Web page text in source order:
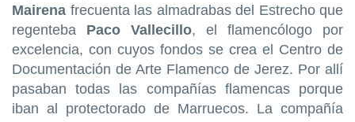
Mairena frecuenta las almadrabas del Estrecho que
regenteba Paco Vallecillo, el flamencólogo por
excelencia, con cuyos fondos se crea el Centro de
Documentación de Arte Flamenco de Jerez. Por allí
pasaban todas las compañías flamencas porque
iban al protectorado de Marruecos. La compañía